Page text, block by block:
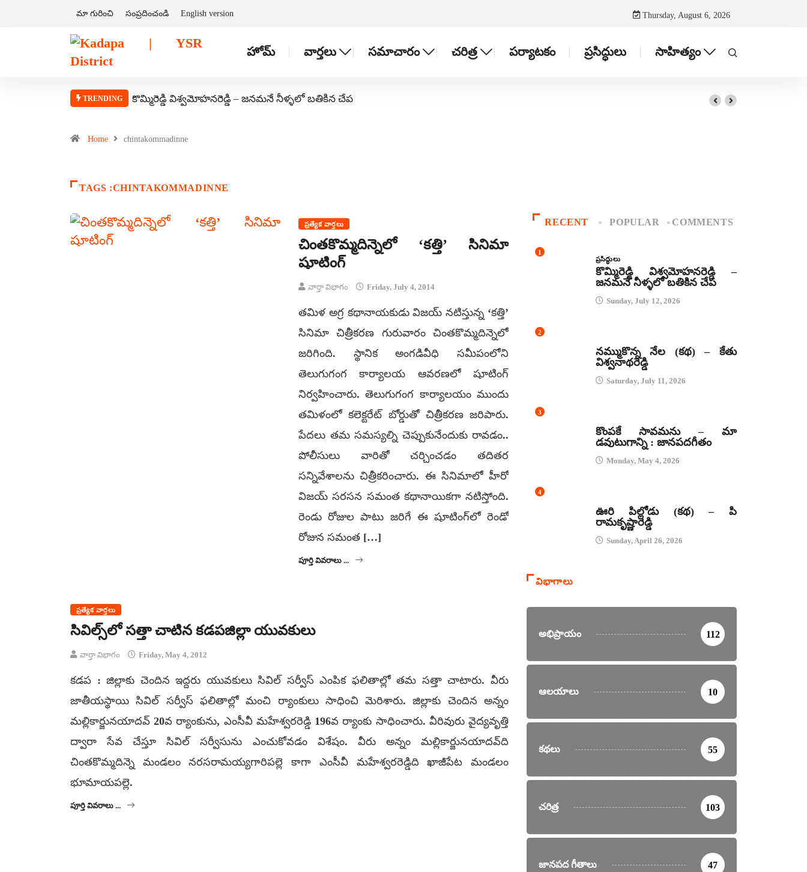
మా గురించి సంప్రదించండి English version Thursday, August 6, 2026
హోమ్ వార్తలు సమాచారం చరిత్ర పర్యాటకం ప్రసిద్ధులు సాహిత్యం
TRENDING కొమ్మిరెడ్డి విశ్వమోహనరెడ్డి – జనమనే నీళ్ళలో బతికిన చేప
Home chintakommadinne
TAGS :CHINTAKOMMADINNE
ప్రత్యేక వార్తలు
చింతకొమ్మదిన్నెలో ‘కత్తి’ సినిమా
షూటింగ్
వార్తా విభాగం Friday, July 4, 2014
తమిళ అగ్ర కథానాయకుడు విజయ్ నటిస్తున్న ‘కత్తి’
సినిమా చిత్రీకరణ గురువారం చింతకొమ్మదిన్నెలో
జరిగింది. స్థానిక అంగడివీధి సమీపంలోని
తెలుగుగంగ కార్యాలయ ఆవరణలో షూటింగ్
నిర్వహించారు. తెలుగుగంగ కార్యాలయం ముందు
తమిళంలో కలెక్టరేట్ బోర్డుతో చిత్రీకరణ జరిపారు.
పేదలు తమ సమస్యల్ని చెప్పుకునేందుకు రావడం..
పోలీసులు వారితో చర్చించడం తదితర
సన్నివేశాలను చిత్రీకరించారు. ఈ సినిమాలో హీరో
విజయ్ సరసన సమంత కథానాయికగా నటిస్తోంది.
రెండు రోజుల పాటు జరిగే ఈ షూటింగ్‌లో రెండో
రోజున సమంత […]
పూర్తి వివరాలు ...
ప్రత్యేక వార్తలు
సివిల్స్‌లో సత్తా చాటిన కడపజిల్లా యువకులు
వార్తా విభాగం Friday, May 4, 2012
కడప : జిల్లాకు చెందిన ఇద్దరు యువకులు సివిల్ సర్వీస్ ఎంపిక ఫలితాల్లో తమ సత్తా చాటారు. వీరు
జాతీయస్థాయి సివిల్ సర్వీస్ ఫలితాల్లో మంచి ర్యాంకులు సాధించి మెరిశారు. జిల్లాకు చెందిన అన్నం
మల్లికార్జునయాదవ్ 20వ ర్యాంకును, ఎంసీవీ మహేశ్వరరెడ్డి 196వ ర్యాంకు సాధించారు. వీరివురు వైద్యవృత్తి
ద్వారా సేవ చేస్తూ సివిల్ సర్వీసును ఎంచుకోవడం విశేషం. వీరు అన్నం మల్లికార్జునయాదవ్‌ది
చింతకొమ్మదిన్నె మండలం నరసరామయ్యగారిపల్లె కాగా ఎంసీవీ మహేశ్వరరెడ్డిది ఖాజీపేట మండలం
భూమాయపల్లె.
పూర్తి వివరాలు ...
RECENT POPULAR COMMENTS
1
ప్రసిద్ధులు
కొమ్మిరెడ్డి విశ్వమోహనరెడ్డి –
జనమనే నీళ్ళలో బతికిన చేప
Sunday, July 12, 2026
2
నమ్ముకొన్న నేల (కథ) – కేతు
విశ్వనాథరెడ్డి
Saturday, July 11, 2026
3
కొంపకే సావమను – మా
డవుటుగాన్ని : జానపదగీతం
Monday, May 4, 2026
4
ఊరి పిల్లోడు (కథ) – పి
రామకృష్ణారెడ్డి
Sunday, April 26, 2026
విభాగాలు
అభిప్రాయం 112
ఆలయాలు 10
కథలు 55
చరిత్ర 103
జానపద గీతాలు 47